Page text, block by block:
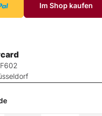
Im Shop kaufen